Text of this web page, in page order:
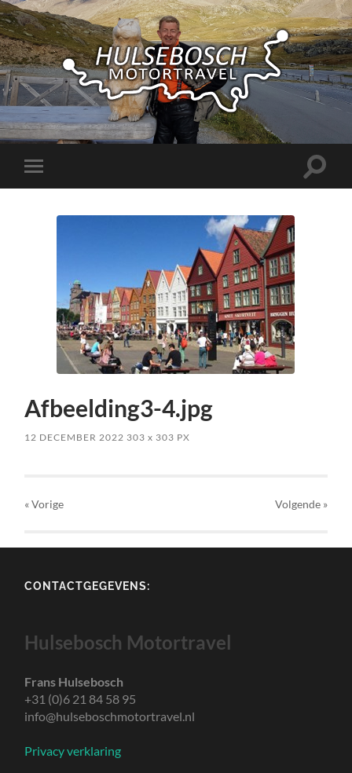
Hulsebosch
Motortravel
Toggle
mobiel
Toggle
Afbeelding3-4.jpg
12 DECEMBER 2022 303x 303 PX
« Vorige Volgende»
CONTACTGEGEVENS:
Hulsebosch Motortravel
Frans Hulsebosch
+31 (0)6 21 84 58 95
info@hulseboschmotortravel.nl
Privacy verklaring